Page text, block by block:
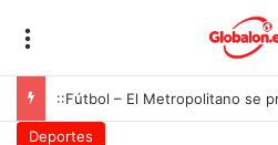
Deportes